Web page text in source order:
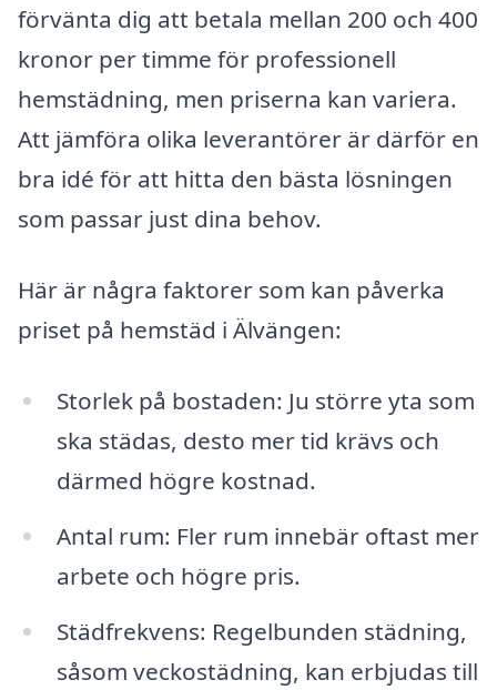
förvänta dig att betala mellan 200 och 400
kronor per timme för professionell
hemstädning, men priserna kan variera.
Att jämföra olika leverantörer är därför en
bra idé för att hitta den bästa lösningen
som passar just dina behov.
Här är några faktorer som kan påverka
priset på hemstäd i Älvängen:
Storlek på bostaden: Ju större yta som
ska städas, desto mer tid krävs och
därmed högre kostnad.
Antal rum: Fler rum innebär oftast mer
arbete och högre pris.
Städfrekvens: Regelbunden städning,
såsom veckostädning, kan erbjudas till